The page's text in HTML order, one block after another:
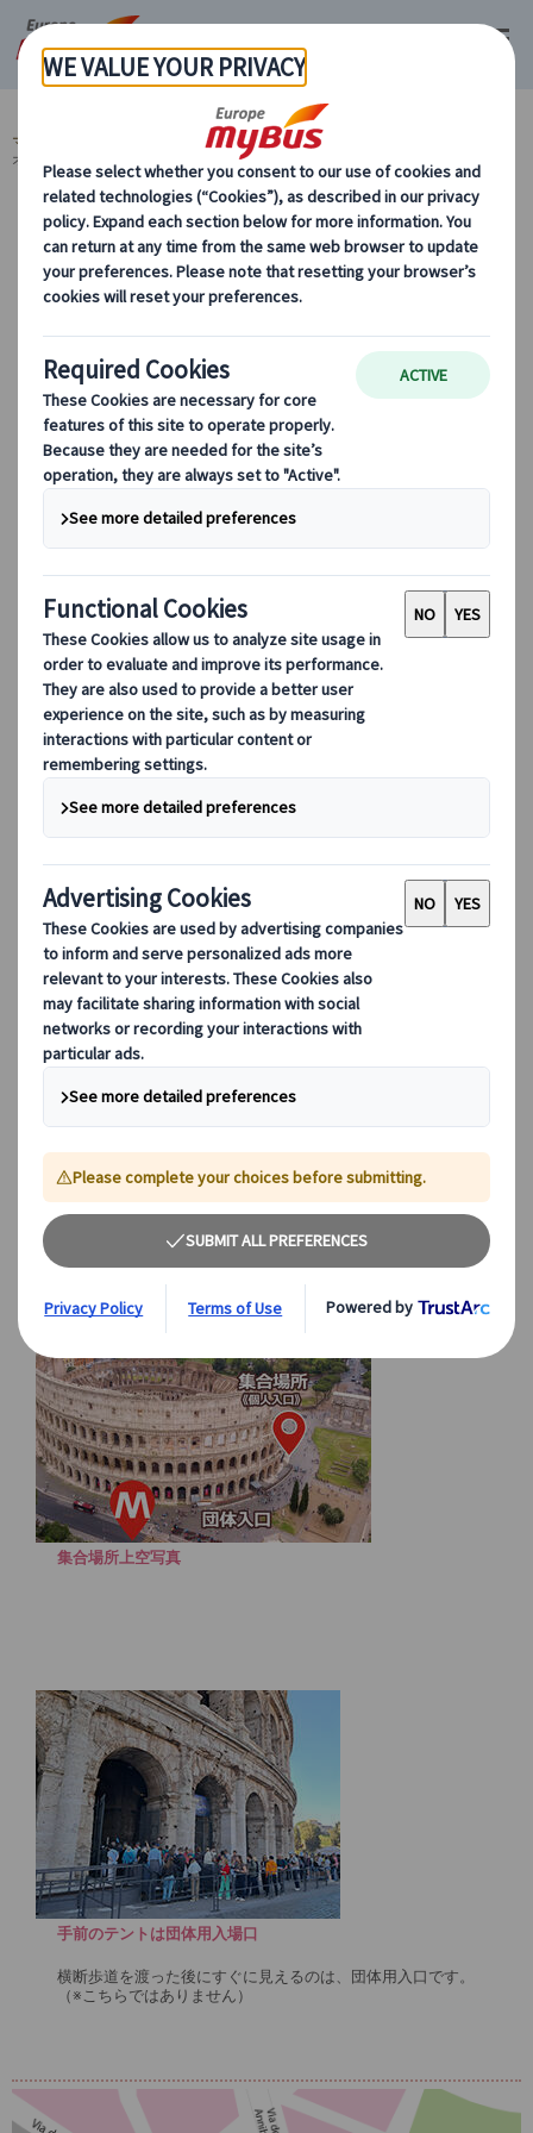
マイバス・ヨーロッパ イタリア (45) 集合場所リスト
オ個人入場口前
【ローマ】コロッセオ個人入場口前
【ローマ】コロッセオ個人入場口前
Piazza del Colosseo, 00184 Roma Italy
〈コロッセオ駅〉
地下鉄B線コロッセオ駅
一番奥のコンスタンティヌス帝凱旋門側のテント
地下鉄B線コロッセオ駅から出て、横断歩道を渡ります。白
いテントが三つありますが、一番奥のコンスタンティヌス帝
凱旋門側のテントが個人用の入口です。
集合場所上空写真
手前のテントは団体用入場口
横断歩道を渡った後にすぐに見えるのは、団体用入口です。
（※こちらではありません）